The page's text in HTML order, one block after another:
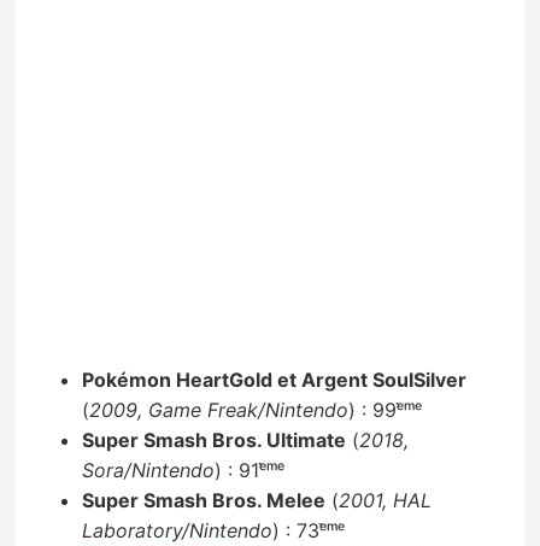
Pokémon HeartGold et Argent SoulSilver
(2009, Game Freak/Nintendo) : 99ᵉ̀ᵐᵉ
Super Smash Bros. Ultimate (2018,
Sora/Nintendo) : 91ᵉ̀ᵐᵉ
Super Smash Bros. Melee (2001, HAL
Laboratory/Nintendo) : 73ᵉ̀ᵐᵉ